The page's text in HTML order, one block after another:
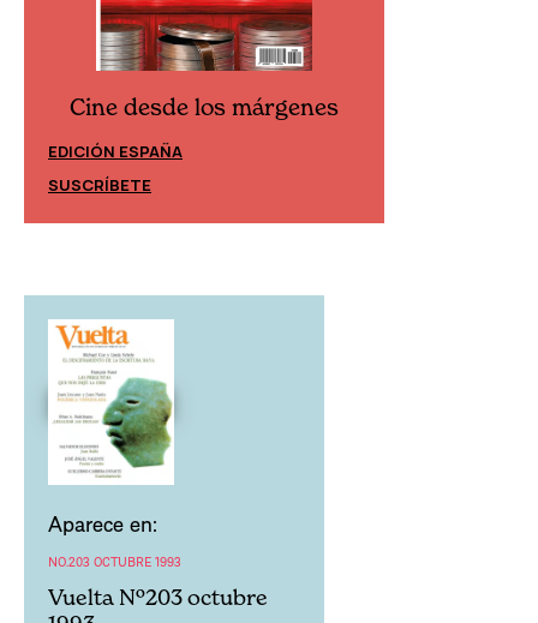
Cine desde los márgenes
EDICIÓN ESPAÑA
SUSCRÍBETE
Aparece en:
NO.203 OCTUBRE 1993
Vuelta Nº203 octubre